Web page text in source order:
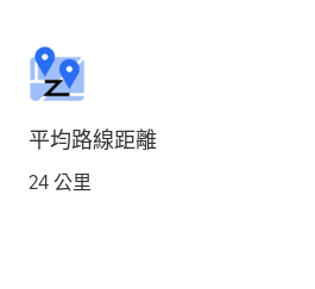
平均路線距離
24 公里